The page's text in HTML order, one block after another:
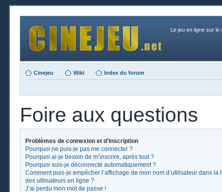
Le jeu en ligne sur le
Cinejeu Wiki Index du forum
Foire aux questions
Problèmes de connexion et d’inscription
Pourquoi ne puis-je pas me connecter ?
Pourquoi ai-je besoin de m’inscrire, après tout ?
Pourquoi suis-je déconnecté automatiquement ?
Comment puis-je empêcher l’affichage de mon nom d’utilisateur dans la
des utilisateurs en ligne ?
J’ai perdu mon mot de passe !